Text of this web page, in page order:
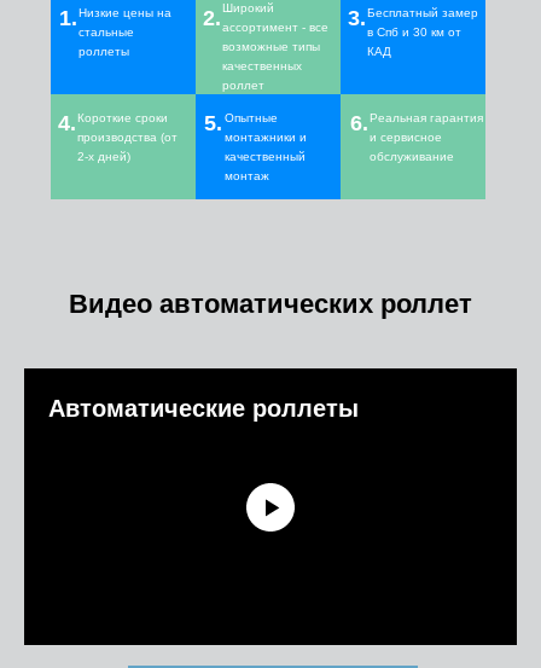
Короткие сроки
производства (от
2-х дней)
4.
Широкий
ассортимент - все
возможные типы
качественных
роллет
2.
Бесплатный замер
в Спб и 30 км от
КАД
3.
Реальная гарантия
и сервисное
обслуживание
6.
Опытные
монтажники и
качественный
монтаж
5.
Низкие цены на
стальные
роллеты
1.
Видео автоматических роллет
Автоматические роллеты